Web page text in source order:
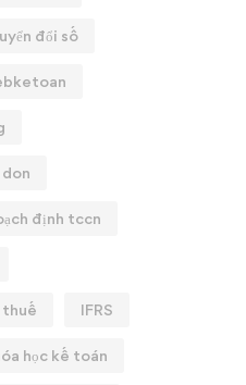
đổi số
don
định tccn
thuế IFRS
học kế toán